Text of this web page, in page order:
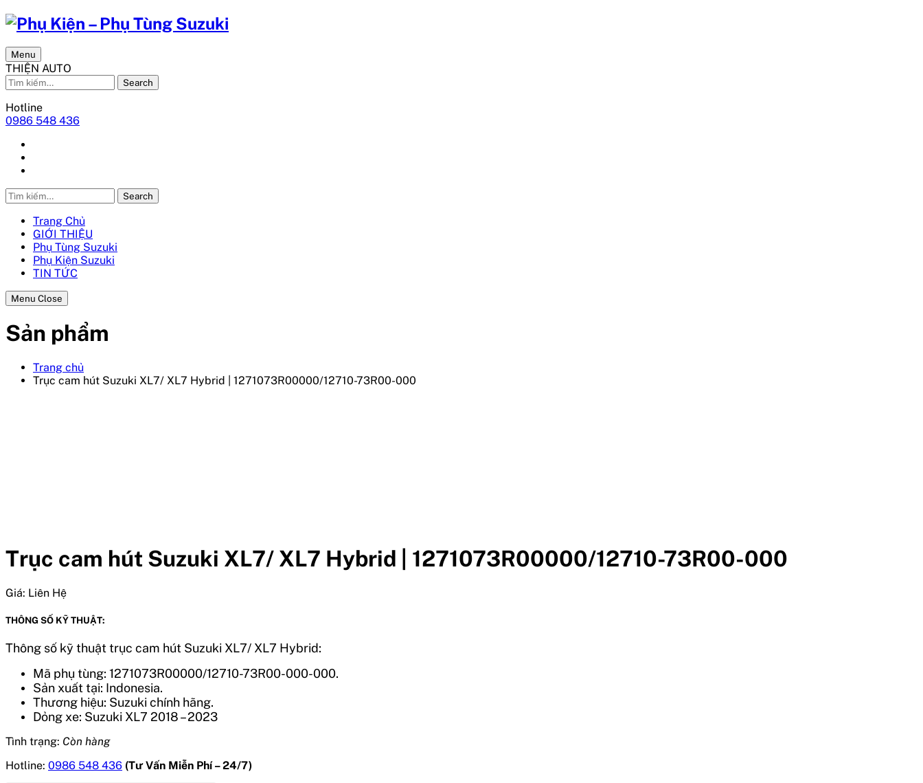
Menu
THIỆN AUTO
Search
Hotline
0986 548 436
Search
Trang Chủ
GIỚI THIỆU
Phụ Tùng Suzuki
Phụ Kiện Suzuki
TIN TỨC
Menu Close
Sản phẩm
Trang chủ
Trục cam hút Suzuki XL7/ XL7 Hybrid | 1271073R00000/12710-73R00-000
Trục cam hút Suzuki XL7/ XL7 Hybrid | 1271073R00000/12710-73R00-000
Giá: Liên Hệ
THÔNG SỐ KỸ THUẬT:
Thông số kỹ thuật trục cam hút Suzuki XL7/ XL7 Hybrid:
Mã phụ tùng: 1271073R00000/12710-73R00-000-000.
Sản xuất tại: Indonesia.
Thương hiệu: Suzuki chính hãng.
Dỏng xe: Suzuki XL7 2018 – 2023
Tình trạng: Còn hàng
Hotline: 0986 548 436 (Tư Vấn Miễn Phí – 24/7)